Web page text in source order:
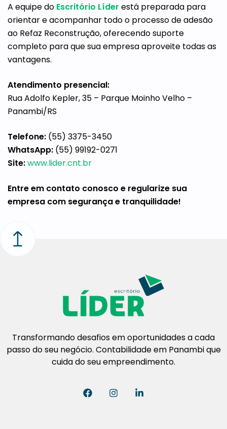
A equipe do Escritório Líder está preparada para
orientar e acompanhar todo o processo de adesão
ao Refaz Reconstrução, oferecendo suporte
completo para que sua empresa aproveite todas as
vantagens.
Atendimento presencial:
Rua Adolfo Kepler, 35 – Parque Moinho Velho –
Panambi/RS
Telefone: (55) 3375-3450
WhatsApp: (55) 99192-0271
Site:www.lider.cnt.br
Entre em contato conosco e regularize sua
empresa com segurança e tranquilidade!
Transformando desafios em oportunidades a cada
passo do seu negócio. Contabilidade em Panambi que
cuida do seu empreendimento.